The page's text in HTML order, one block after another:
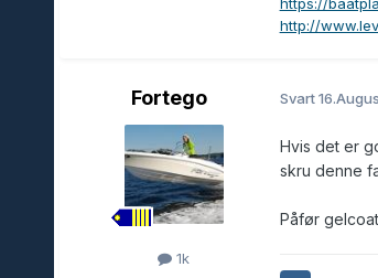
http://
Fortego
1k
Svart
Hvis det er
skru denne
Påfør